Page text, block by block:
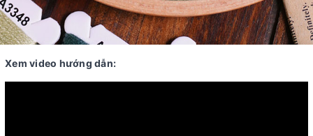
Xem video hướng dẫn: